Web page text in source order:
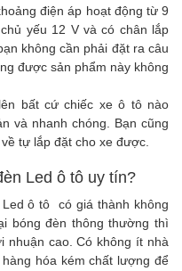
điện áp hoạt động từ 9
yếu 12 V và có chân lắp
không cần phải đặt ra câu
được sản phẩm này không
bất cứ chiếc xe ô tô nào
và nhanh chóng. Bạn cũng
tự lắp đặt cho xe được.
Led ô tô uy tín?
ô tô có giá thành không
bóng đèn thông thường thì
nhuận cao. Có không ít nhà
hóa kém chất lượng để